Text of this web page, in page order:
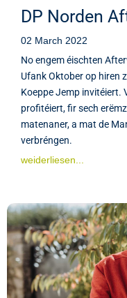
DP Norden
02 March 2022
No engem éischten
Ufank Oktober op hiren
Koeppe Jemp invitéiert.
profitéiert, fir sech
matenaner, a mat de
verbréngen.
weiderliesen...